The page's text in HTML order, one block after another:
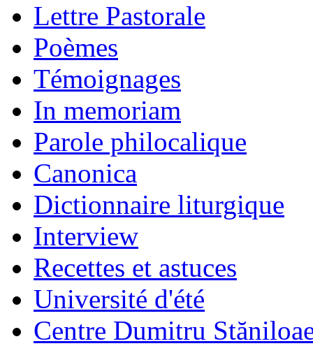
Lettre Pastorale
Poèmes
Témoignages
In memoriam
Parole philocalique
Canonica
Dictionnaire liturgique
Interview
Recettes et astuces
Université d'été
Centre Dumitru